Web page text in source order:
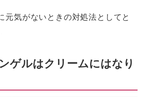
元気がないときの対処法としてと
ゲルはクリームにはなり